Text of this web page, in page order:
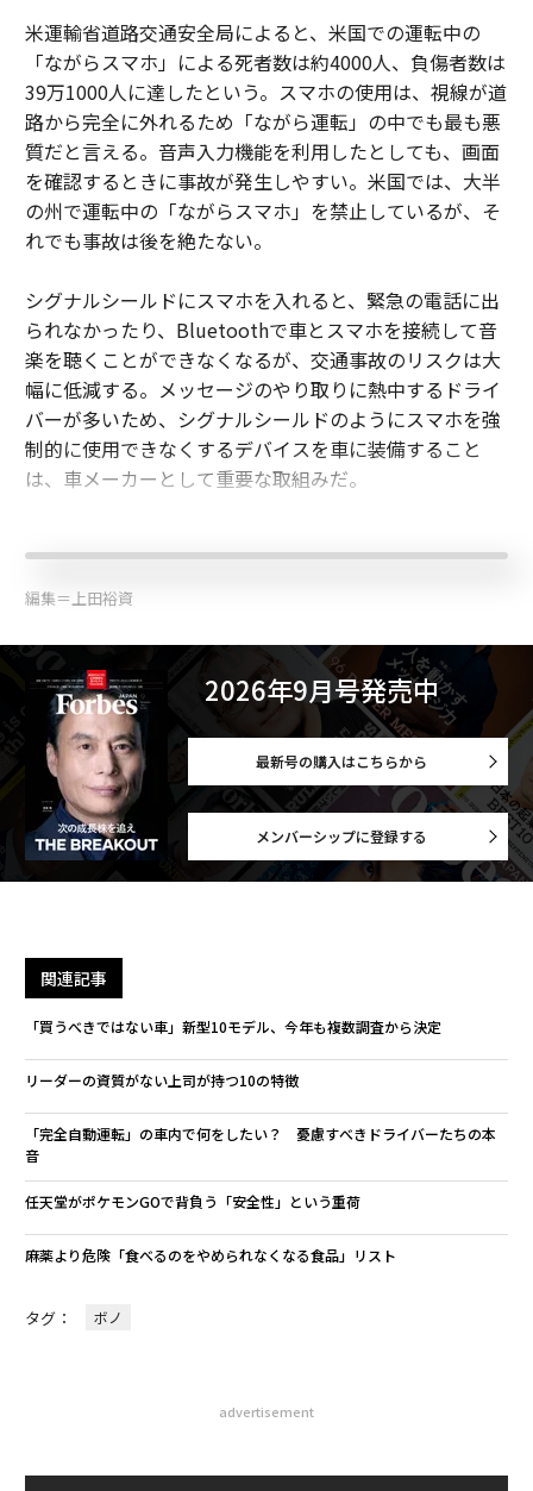
米運輸省道路交通安全局によると、米国での運転中の
「ながらスマホ」による死者数は約4000人、負傷者数は
39万1000人に達したという。スマホの使用は、視線が道
路から完全に外れるため「ながら運転」の中でも最も悪
質だと言える。音声入力機能を利用したとしても、画面
を確認するときに事故が発生しやすい。米国では、大半
の州で運転中の「ながらスマホ」を禁止しているが、そ
れでも事故は後を絶たない。
シグナルシールドにスマホを入れると、緊急の電話に出
られなかったり、Bluetoothで車とスマホを接続して音
楽を聴くことができなくなるが、交通事故のリスクは大
幅に低減する。メッセージのやり取りに熱中するドライ
バーが多いため、シグナルシールドのようにスマホを強
制的に使用できなくするデバイスを車に装備すること
は、車メーカーとして重要な取組みだ。
編集＝上田裕資
2026年9月号発売中
最新号の購入はこちらから
メンバーシップに登録する
関連記事
「買うべきではない車」新型10モデル、今年も複数調査から決定
リーダーの資質がない上司が持つ10の特徴
「完全自動運転」の車内で何をしたい？ 憂慮すべきドライバーたちの本
音
任天堂がポケモンGOで背負う「安全性」という重荷
麻薬より危険「食べるのをやめられなくなる食品」リスト
タグ： ボノ
advertisement